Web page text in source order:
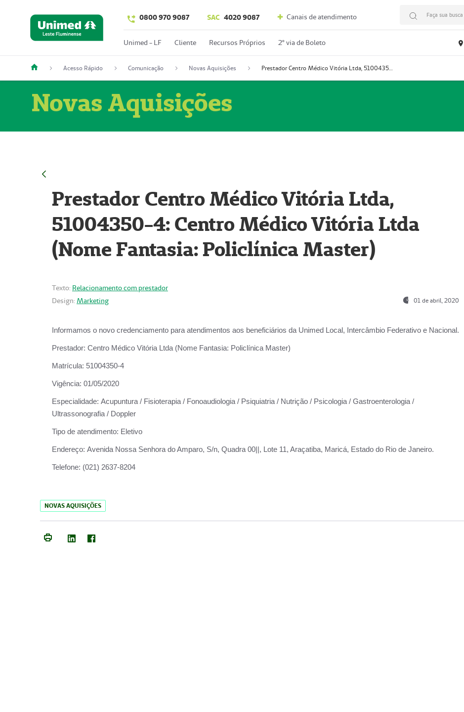
0800 970 9087 SAC 4020 9087 Canais de atendimento Faça sua
Unimed - LF Cliente Recursos Próprios 2º via de Boleto
Acesso Rápido Comunicação Novas Aquisições Prestador Centro Médico Vitória Ltda, 51004350-4: Centro Médico Vitória Ltda (Nome Fantasia: Policlínica Master)
Novas Aquisições
Prestador Centro Médico Vitória Ltda,
51004350-4: Centro Médico Vitória Ltda
(Nome Fantasia: Policlínica Master)
Texto: Relacionamento com prestador
Design: Marketing 01 de abril, 2020
Informamos o novo credenciamento para atendimentos aos beneficiários da Unimed Local, Intercâmbio Federativo e Nacional.
Prestador: Centro Médico Vitória Ltda (Nome Fantasia: Policlínica Master)
Matrícula: 51004350-4
Vigência: 01/05/2020
Especialidade: Acupuntura / Fisioterapia / Fonoaudiologia / Psiquiatria / Nutrição / Psicologia / Gastroenterologia /
Ultrassonografia / Doppler
Tipo de atendimento: Eletivo
Endereço: Avenida Nossa Senhora do Amparo, S/n, Quadra 00||, Lote 11, Araçatiba, Maricá, Estado do Rio de Janeiro.
Telefone: (021) 2637-8204
NOVAS AQUISIÇÕES